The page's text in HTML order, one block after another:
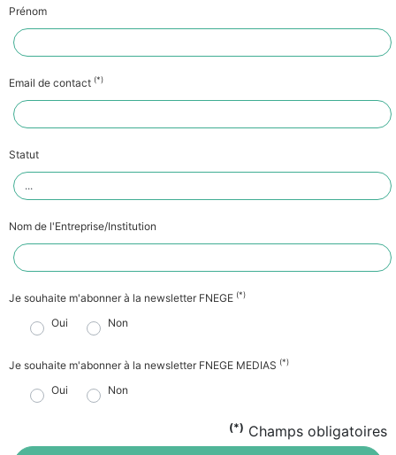
Prénom
Email de contact (*)
Statut
Nom de l'Entreprise/Institution
Je souhaite m'abonner à la newsletter FNEGE (*)
Oui Non
Je souhaite m'abonner à la newsletter FNEGE MEDIAS (*)
Oui Non
(*) Champs obligatoires